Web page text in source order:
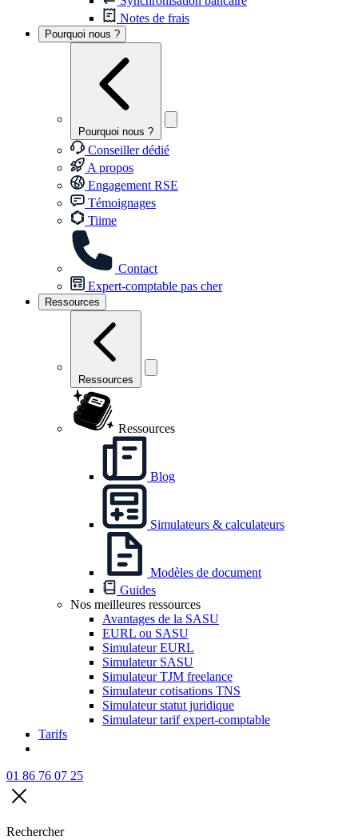
Notes de frais
Pourquoi nous ?
Pourquoi nous ?
Conseiller dédié
A propos
Engagement RSE
Témoignages
Tiime
Contact
Expert-comptable pas cher
Ressources
Ressources
Ressources
Blog
Simulateurs & calculateurs
Modèles de document
Guides
Nos meilleures ressources
Avantages de la SASU
EURL ou SASU
Simulateur EURL
Simulateur SASU
Simulateur TJM freelance
Simulateur cotisations TNS
Simulateur statut juridique
Simulateur tarif expert-comptable
Tarifs
01 86 76 07 25
Rechercher